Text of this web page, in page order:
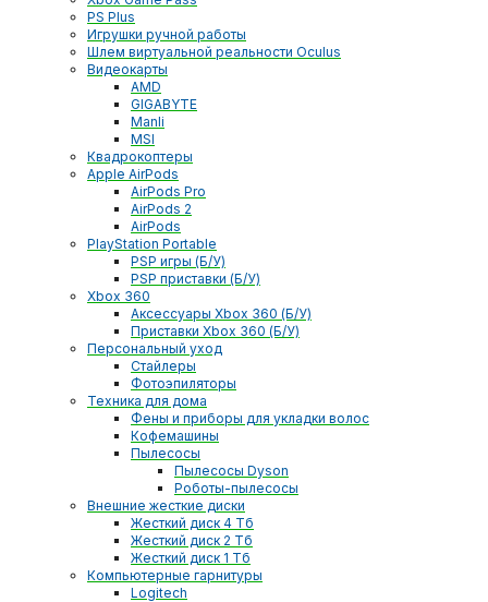
PS Plus
Игрушки ручной работы
Шлем виртуальной реальности Oculus
Видеокарты
AMD
GIGABYTE
Manli
MSI
Квадрокоптеры
Apple AirPods
AirPods Pro
AirPods 2
AirPods
PlayStation Portable
PSP игры (Б/У)
PSP приставки (Б/У)
Xbox 360
Аксессуары Xbox 360 (Б/У)
Приставки Xbox 360 (Б/У)
Персональный уход
Стайлеры
Фотоэпиляторы
Техника для дома
Фены и приборы для укладки волос
Кофемашины
Пылесосы
Пылесосы Dyson
Роботы-пылесосы
Внешние жесткие диски
Жесткий диск 4 Тб
Жесткий диск 2 Тб
Жесткий диск 1 Тб
Компьютерные гарнитуры
Logitech